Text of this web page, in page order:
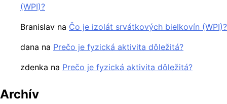
(WPI)?
Branislav na Čo je izolát srvátkových bielkovín (WPI)?
dana na Prečo je fyzická aktivita dôležitá?
zdenka na Prečo je fyzická aktivita dôležitá?
Archív